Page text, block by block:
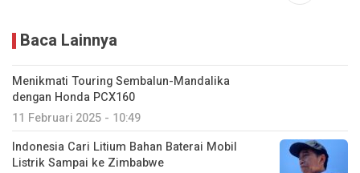
Baca Lainnya
Menikmati Touring Sembalun-Mandalika
dengan Honda PCX160
11 Februari 2025 - 10:49
Indonesia Cari Litium Bahan Baterai Mobil
Listrik Sampai ke Zimbabwe